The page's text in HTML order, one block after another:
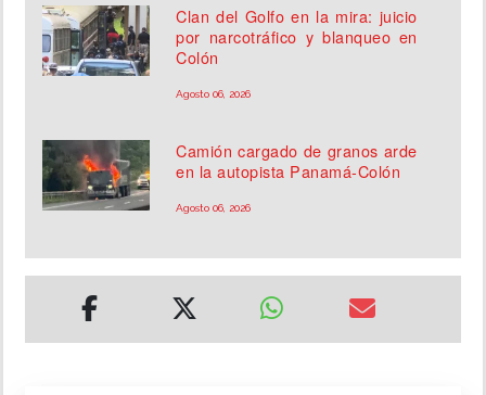
Clan del Golfo en la mira: juicio
por narcotráfico y blanqueo en
Colón
Agosto 06, 2026
Camión cargado de granos arde
en la autopista Panamá-Colón
Agosto 06, 2026